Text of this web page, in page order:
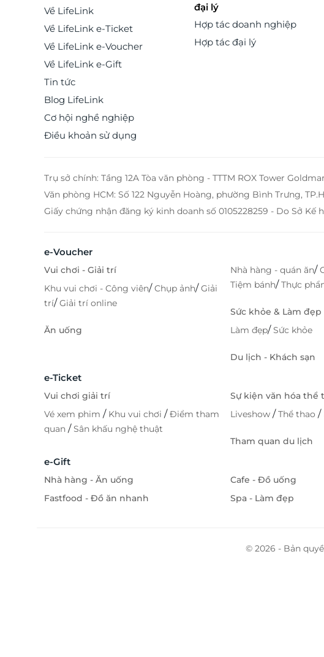
Về LifeLink
Về LifeLink e-Ticket
Về LifeLink e-Voucher
Về LifeLink e-Gift
Tin tức
Blog LifeLink
Cơ hội nghề nghiệp
Điều khoản sử dụng
đại lý
Hợp tác doanh nghiệp
Hợp tác đại lý
Trụ sở chính: Tầng 12A Tòa văn phòng - TTTM ROX Tower
Văn phòng HCM: Số 122 Nguyễn Hoàng, phường Bình Trưng,
Giấy chứng nhận đăng ký kinh doanh số 0105228259 - Do Sở Kế
e-Voucher
Vui chơi - Giải trí
Khu vui chơi - Công viên/Chụp ảnh/Giải
trí/Giải trí online
Ăn uống
Nhà hàng - quán ăn/
Tiệm bánh/Thực
Sức khỏe & Làm đẹp
Làm đẹp/Sức khỏe
Du lịch - Khách sạn
e-Ticket
Vui chơi giải trí
Vé xem phim / Khu vui chơi /Điểm tham
quan /Sân khấu nghệ thuật
Sự kiện văn hóa thể
Liveshow /Thể thao /
Tham quan du lịch
e-Gift
Nhà hàng - Ăn uống
Fastfood - Đồ ăn nhanh
Cafe - Đồ uống
Spa - Làm đẹp
© 2026 - Bản